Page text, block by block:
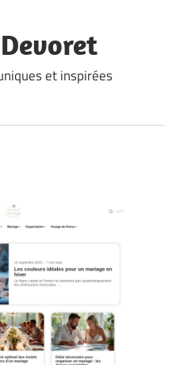
et inspirées